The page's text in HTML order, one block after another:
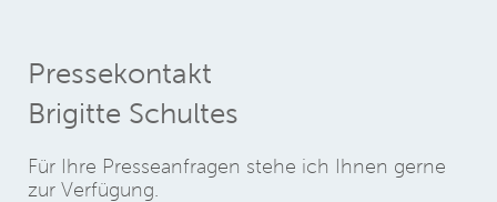
Pressekontakt
Brigitte Schultes
Für Ihre Presseanfragen stehe ich Ihnen gerne
zur Verfügung.